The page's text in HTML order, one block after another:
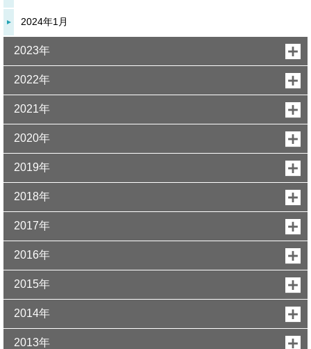
2024年1月
2023年
2022年
2021年
2020年
2019年
2018年
2017年
2016年
2015年
2014年
2013年